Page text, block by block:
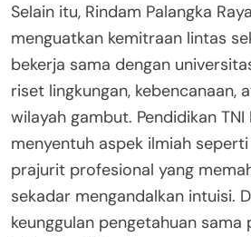
Selain itu, Rindam Palangka
menguatkan kemitraan lintas
bekerja sama dengan
riset lingkungan, kebencanaan,
wilayah gambut. Pendidikan
menyentuh aspek ilmiah
prajurit profesional yang
sekadar mengandalkan intuisi.
keunggulan pengetahuan sama